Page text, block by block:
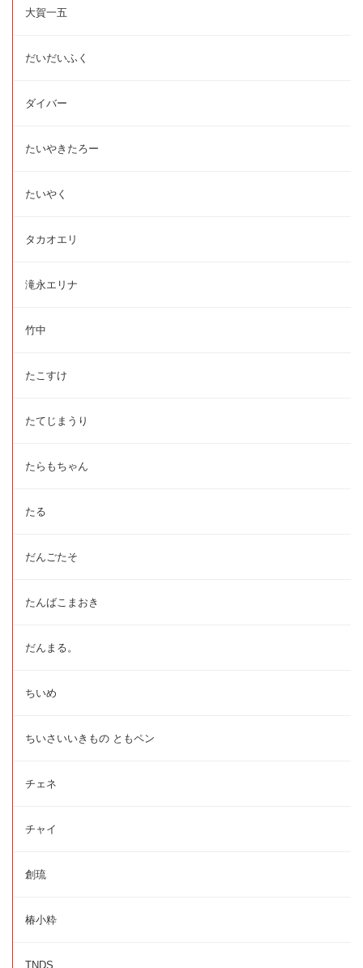
大賀一五
だいだいふく
ダイバー
たいやきたろー
たいやく
タカオエリ
滝永エリナ
竹中
たこすけ
たてじまうり
たらもちゃん
たる
だんごたそ
たんばこまおき
だんまる。
ちいめ
ちいさいいきもの ともペン
チェネ
チャイ
創琉
椿小粋
TNDS